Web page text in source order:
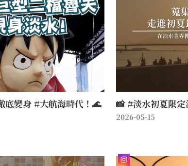
底變身 #大航海時代！🌊
📸 #淡水初夏限定
2026-05-15